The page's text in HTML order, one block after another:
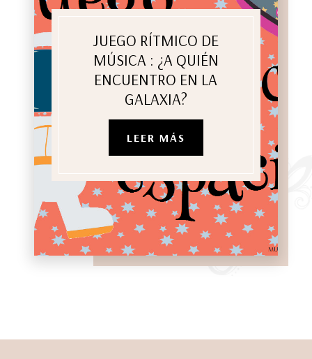
JUEGO RÍTMICO DE
MÚSICA : ¿A QUIÉN
ENCUENTRO EN LA
GALAXIA?
LEER MÁS